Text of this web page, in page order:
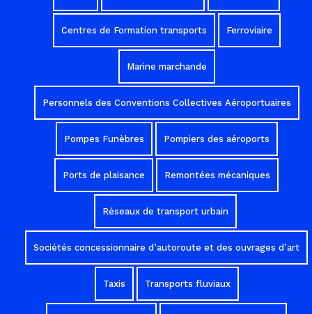
Centres de Formation transports Ferroviaire
Marine marchande
Personnels des Conventions Collectives Aéroportuaires
Pompes Funèbres Pompiers des aéroports
Ports de plaisance Remontées mécaniques
Réseaux de transport urbain
Sociétés concessionnaire d’autoroute et des ouvrages d’art
Taxis Transports fluviaux